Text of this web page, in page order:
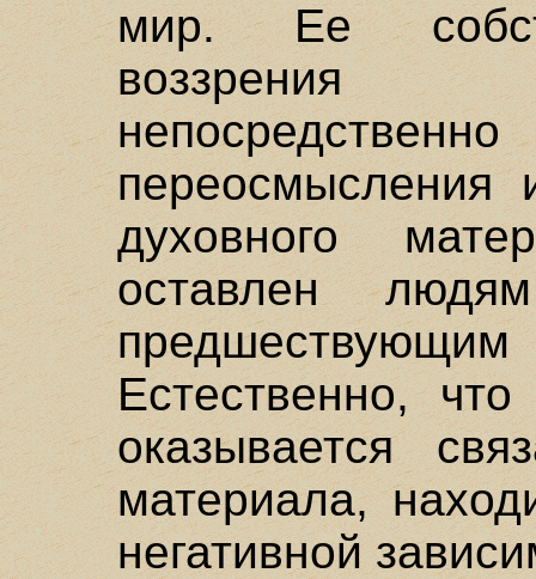
мир. Ее
воззрения
переосмысления
духовного
оставлен
Естественно,
оказывается
материала,
негативной